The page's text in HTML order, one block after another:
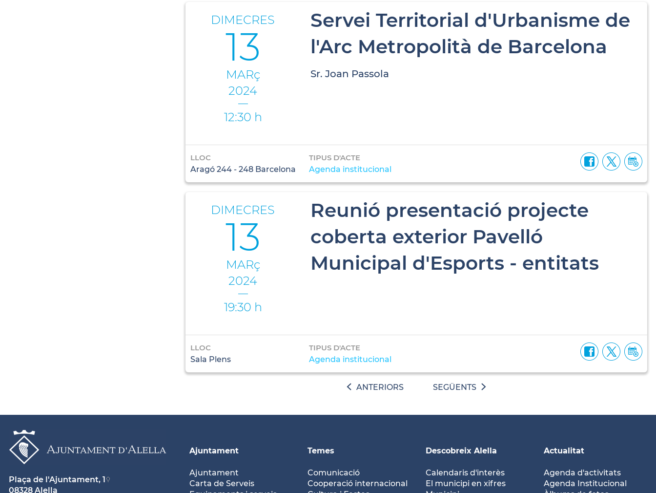
DIMECRES
13
MARç
2024
12:30 h
Servei Territorial d'Urbanisme de
l'Arc Metropolità de Barcelona
Sr. Joan Passola
LLOC
Aragó 244 - 248 Barcelona
TIPUS D'ACTE
Agenda institucional
DIMECRES
13
MARç
2024
19:30 h
Reunió presentació projecte
coberta exterior Pavelló
Municipal d'Esports - entitats
LLOC
Sala Plens
TIPUS D'ACTE
Agenda institucional
ANTERIORS SEGÜENTS
Ajuntament
Ajuntament
Carta de Serveis
Temes
Comunicació
Cooperació internacional
Descobreix Alella
Calendaris d'interès
El municipi en xifres
Actualitat
Agenda d'activitats
Agenda Institucional
Plaça de l'Ajuntament, 1
08328 Alella